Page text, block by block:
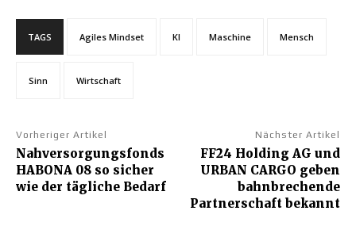
TAGS Agiles Mindset KI Maschine Mensch
Sinn Wirtschaft
Vorheriger Artikel
Nahversorgungsfonds
HABONA 08 so sicher
wie der tägliche Bedarf
Nächster Artikel
FF24 Holding AG und
URBAN CARGO geben
bahnbrechende
Partnerschaft bekannt